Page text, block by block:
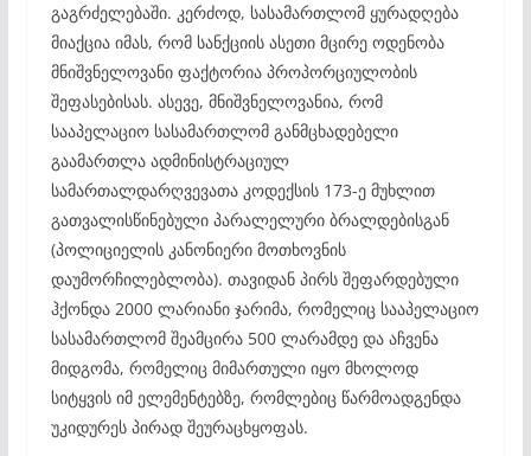
გაგრძელებაში. კერძოდ, სასამართლომ ყურადღება
მიაქცია იმას, რომ სანქციის ასეთი მცირე ოდენობა
მნიშვნელოვანი ფაქტორია პროპორციულობის
შეფასებისას. ასევე, მნიშვნელოვანია, რომ
სააპელაციო სასამართლომ განმცხადებელი
გაამართლა ადმინისტრაციულ
სამართალდარღვევათა კოდექსის 173-ე მუხლით
გათვალისწინებული პარალელური ბრალდებისგან
(პოლიციელის კანონიერი მოთხოვნის
დაუმორჩილებლობა). თავიდან პირს შეფარდებული
ჰქონდა 2000 ლარიანი ჯარიმა, რომელიც სააპელაციო
სასამართლომ შეამცირა 500 ლარამდე და აჩვენა
მიდგომა, რომელიც მიმართული იყო მხოლოდ
სიტყვის იმ ელემენტებზე, რომლებიც წარმოადგენდა
უკიდურეს პირად შეურაცხყოფას.